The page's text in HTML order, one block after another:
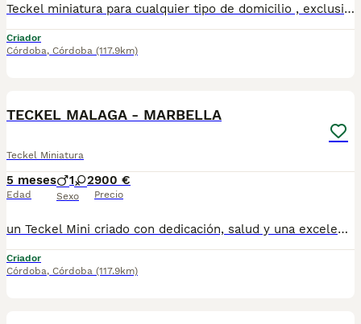
Teckel miniatura para cualquier tipo de domicilio , exclusivamente a personas que busquen un miembro mas de la familia , los cachorros se encuentran socializados y libres de cualquier tipo de enfermedad virica y congenita , son una autentica monada , tenemos disponibles machos y hembras , hacemos entregas a toda España personalmente 670864332
Criador
Córdoba, Córdoba (117.9km)
TECKEL MALAGA - MARBELLA
Teckel Miniatura
5 meses
Edad
1 2
Sexo
900 €
Precio
un Teckel Mini criado con dedicación, salud y una excelente socialización desde sus primeras semanas de vida, estaremos encantados de ayudarte. 🚚 Realizamos entregas en toda España, con especial frecuencia en Andalucía: Sevilla, Málaga, Cádiz, Córdoba, Granada, Jaén, Huelva y Almería. También entregamos habitualmente en Marbella, Jerez de la Frontera, Estepona, Fuengirola, Benalmádena, Mijas, Dos Hermanas y cualquier punto de España. Entrega 100% a contrarreembolso. No tendrás que adelantar el importe del cachorro. Lo recibirás en la puerta de tu casa mediante transporte especializado y podrás comprobar que todo está correcto antes de realizar el pago. Nuestros cachorros se entregan: ✅ Vacunados y desparasitados según su edad. ✅ Con microchip, cartilla veterinaria y documentación al día. ✅ Revisados veterinariamente antes de salir de nuestras instalaciones. ✅ Procedentes de excelentes líneas, seleccionadas por salud, carácter y morfología. ✅ Perfectamente socializados y acostumbrados al contacto diario con personas. ✅ Iniciados en el aprendizaje para hacer sus necesidades sobre empapador, facilitando su adaptación al nuevo hogar.670864332
Criador
Córdoba, Córdoba (117.9km)